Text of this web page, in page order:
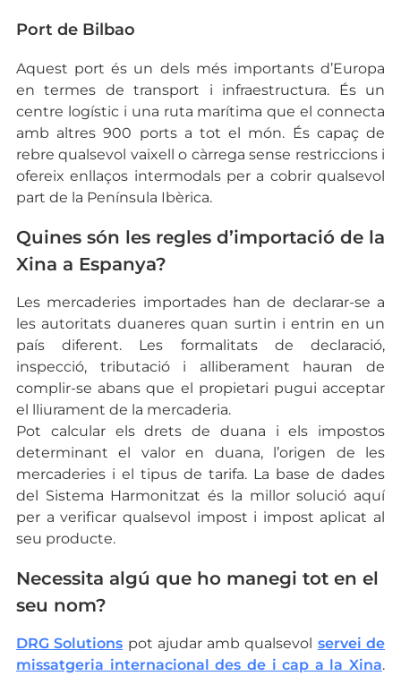
Port de Bilbao
Aquest port és un dels més importants d’Europa
en termes de transport i infraestructura. És un
centre logístic i una ruta marítima que el connecta
amb altres 900 ports a tot el món. És capaç de
rebre qualsevol vaixell o càrrega sense restriccions i
ofereix enllaços intermodals per a cobrir qualsevol
part de la Península Ibèrica.
Quines són les regles d’importació de la
Xina a Espanya?
Les mercaderies importades han de declarar-se a
les autoritats duaneres quan surtin i entrin en un
país diferent. Les formalitats de declaració,
inspecció, tributació i alliberament hauran de
complir-se abans que el propietari pugui acceptar
el lliurament de la mercaderia.
Pot calcular els drets de duana i els impostos
determinant el valor en duana, l’origen de les
mercaderies i el tipus de tarifa. La base de dades
del Sistema Harmonitzat és la millor solució aquí
per a verificar qualsevol impost i impost aplicat al
seu producte.
Necessita algú que ho manegi tot en el
seu nom?
DRG Solutions pot ajudar amb qualsevol servei de
missatgeria internacional des de i cap a la Xina.